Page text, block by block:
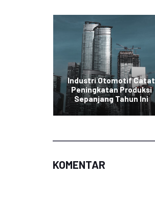
Industri Otomotif Catat
Peningkatan Produksi
Sepanjang Tahun Ini
KOMENTAR